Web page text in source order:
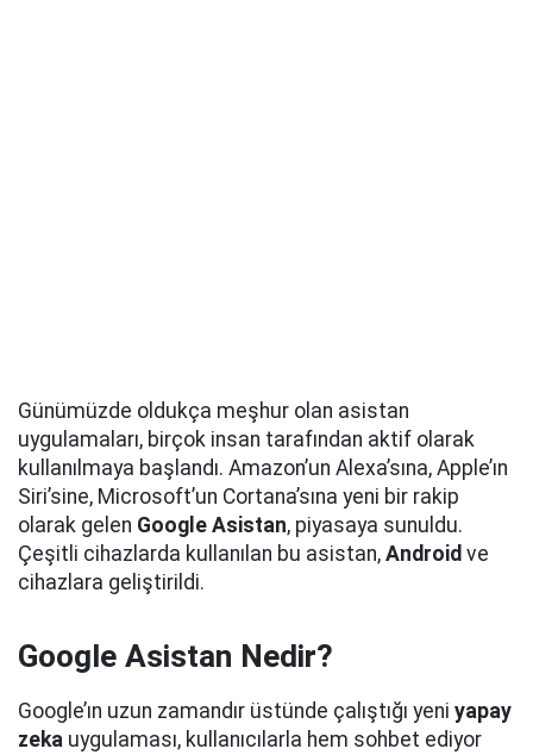
Günümüzde oldukça meşhur olan asistan
uygulamaları, birçok insan tarafından aktif olarak
kullanılmaya başlandı. Amazon’un Alexa’sına, Apple’ın
Siri’sine, Microsoft’un Cortana’sına yeni bir rakip
olarak gelen Google Asistan, piyasaya sunuldu.
Çeşitli cihazlarda kullanılan bu asistan, Android ve
cihazlara geliştirildi.
Google Asistan Nedir?
Google’ın uzun zamandır üstünde çalıştığı yeni yapay
zeka uygulaması, kullanıcılarla hem sohbet ediyor